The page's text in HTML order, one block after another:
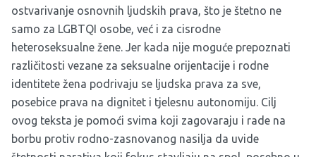
ostvarivanje osnovnih ljudskih prava, što je štetno ne
samo za LGBTQI osobe, već i za cisrodne
heteroseksualne žene. Jer kada nije moguće prepoznati
različitosti vezane za seksualne orijentacije i rodne
identitete žena podrivaju se ljudska prava za sve,
posebice prava na dignitet i tjelesnu autonomiju. Cilj
ovog teksta je pomoći svima koji zagovaraju i rade na
borbu protiv rodno-zasnovanog nasilja da uvide